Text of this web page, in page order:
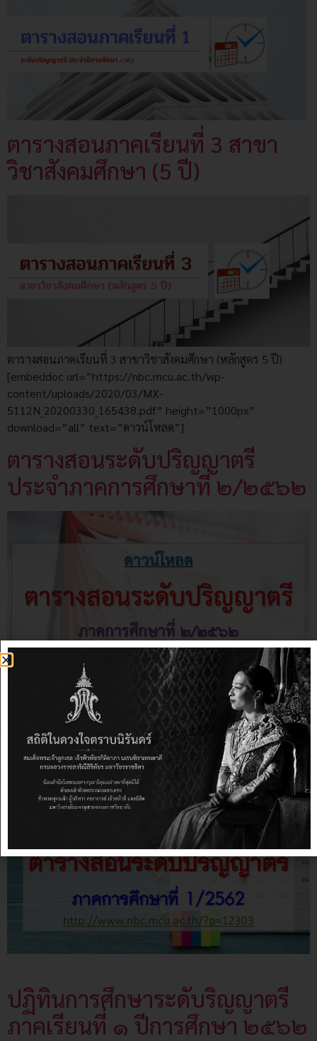
ตารางสอนภาคเรียนที่ 3 สาขา
วิชาสังคมศึกษา (5 ปี)
ตารางสอนภาคเรียนที่ 3 สาขาวิชาสังคมศึกษา (หลักสูตร 5 ปี)
[embeddoc url=”https://nbc.mcu.ac.th/wp-
content/uploads/2020/03/MX-
5112N_20200330_165438.pdf” height=”1000px”
download=”all” text=”ดาวน์โหลด”]
ตารางสอนระดับปริญญาตรี
ประจำภาคการศึกษาที่ ๒/๒๕๖๒
ตารางสอนระดับปริญญาตรี ภาค
การศึกษาที่ ๑ ปีการศึกษา
๒๕๖๒
ปฏิทินการศึกษาระดับริญญาตรี
ภาคเรียนที่ ๑ ปีการศึกษา ๒๕๖๒